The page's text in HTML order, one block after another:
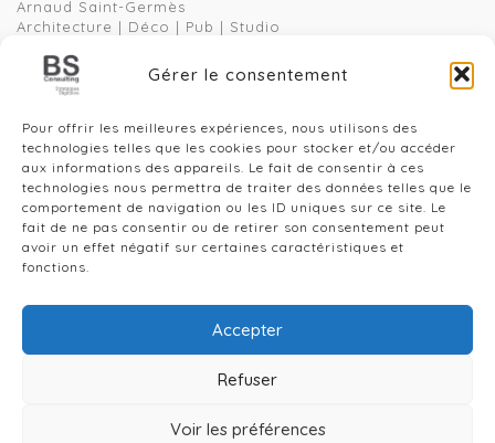
Gérer le consentement
Pour offrir les meilleures expériences, nous utilisons des
technologies telles que les cookies pour stocker et/ou accéder
aux informations des appareils. Le fait de consentir à ces
technologies nous permettra de traiter des données telles que le
comportement de navigation ou les ID uniques sur ce site. Le
fait de ne pas consentir ou de retirer son consentement peut
avoir un effet négatif sur certaines caractéristiques et
fonctions.
Accepter
Refuser
Voir les préférences
Arnaud Saint-Germès
Architecture | Déco | Pub | Studio
06 30 67 10 66
1 Rue Gabriel O’Byrne
www.arnaudsaintgermes.com
Rechercher
© 2026 Benjamin Simon Consulting - Stratégies digitales -